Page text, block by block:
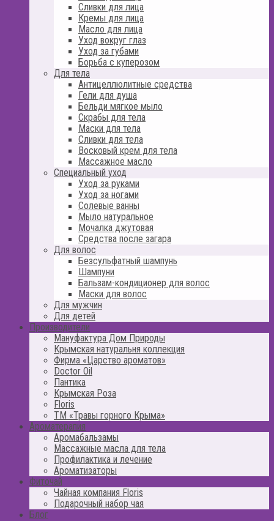
Сливки для лица
Кремы для лица
Масло для лица
Уход вокруг глаз
Уход за губами
Борьба с куперозом
Для тела
Антицеллюлитные средства
Гели для душа
Бельди мягкое мыло
Скрабы для тела
Маски для тела
Сливки для тела
Восковый крем для тела
Массажное масло
Специальный уход
Уход за руками
Уход за ногами
Солевые ванны
Мыло натуральное
Мочалка джутовая
Средства после загара
Для волос
Безсульфатный шампунь
Шампуни
Бальзам-кондиционер для волос
Маски для волос
Для мужчин
Для детей
Производители
Мануфактура Дом Природы
Крымская натуральня коллекция
Фирма «Царство ароматов»
Doctor Oil
Пантика
Крымская Роза
Floris
ТМ «Травы горного Крыма»
Ароматерапия
Аромабальзамы
Массажные масла для тела
Профилактика и лечение
Ароматизаторы
Фиточай
Чайная компания Floris
Подарочный набор чая
Блог